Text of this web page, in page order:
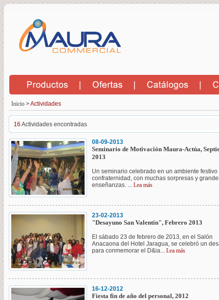
Inicio >Actividades
16 Actividades encontradas
08-09-2013
Seminario de Motivación Maura-Actúa,
2013
Un seminario celebrado en un ambiente festivo
confraternidad, con muchas sorpresas y
enseñanzas. ... Lea más
23-02-2013
"Desayuno San Valentín", Febrero 2013
El sábado 23 de febrero de 2013, en el Salón
Anacaona del Hotel Jaragua, se celebró un
para conmemorar el D&ia... Lea más
16-12-2012
Fiesta fin de año del personal, 2012